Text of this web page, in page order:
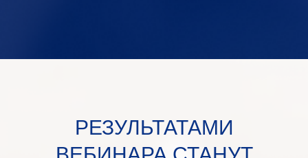
РЕЗУЛЬТАТАМИ